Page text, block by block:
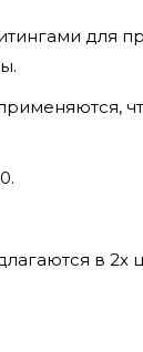
для
в 2х